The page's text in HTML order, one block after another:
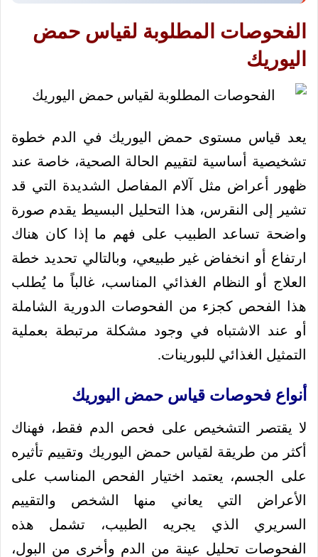
الفحوصات المطلوبة لقياس حمض
اليوريك
يعد قياس مستوى حمض اليوريك في الدم خطوة
تشخيصية أساسية لتقييم الحالة الصحية، خاصة عند
ظهور أعراض مثل آلام المفاصل الشديدة التي قد
تشير إلى النقرس، هذا التحليل البسيط يقدم صورة
واضحة تساعد الطبيب على فهم ما إذا كان هناك
ارتفاع أو انخفاض غير طبيعي، وبالتالي تحديد خطة
العلاج أو النظام الغذائي المناسب، غالباً ما يُطلب
هذا الفحص كجزء من الفحوصات الدورية الشاملة
أو عند الاشتباه في وجود مشكلة مرتبطة بعملية
التمثيل الغذائي للبورينات.
أنواع فحوصات قياس حمض اليوريك
لا يقتصر التشخيص على فحص الدم فقط، فهناك
أكثر من طريقة لقياس حمض اليوريك وتقييم تأثيره
على الجسم، يعتمد اختيار الفحص المناسب على
الأعراض التي يعاني منها الشخص والتقييم
السريري الذي يجريه الطبيب، تشمل هذه
الفحوصات تحليل عينة من الدم وأخرى من البول،